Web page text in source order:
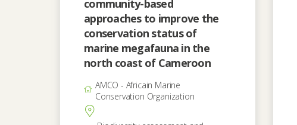
community-based
approaches to improve the
conservation status of
marine megafauna in the
north coast of Cameroon
AMCO - Africain Marine
Conservation Organization